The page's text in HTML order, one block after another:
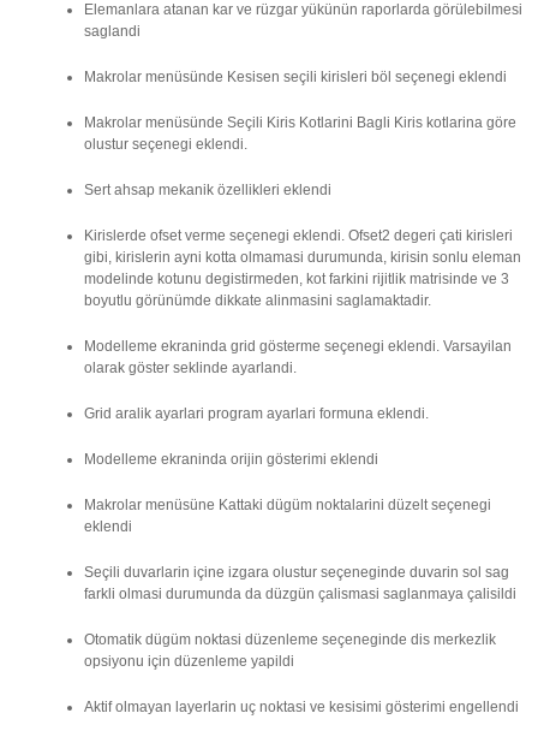
Elemanlara atanan kar ve rüzgar yükünün raporlarda görülebilmesi
saglandi
Makrolar menüsünde Kesisen seçili kirisleri böl seçenegi eklendi
Makrolar menüsünde Seçili Kiris Kotlarini Bagli Kiris kotlarina göre
olustur seçenegi eklendi.
Sert ahsap mekanik özellikleri eklendi
Kirislerde ofset verme seçenegi eklendi. Ofset2 degeri çati kirisleri
gibi, kirislerin ayni kotta olmamasi durumunda, kirisin sonlu eleman
modelinde kotunu degistirmeden, kot farkini rijitlik matrisinde ve 3
boyutlu görünümde dikkate alinmasini saglamaktadir.
Modelleme ekraninda grid gösterme seçenegi eklendi. Varsayilan
olarak göster seklinde ayarlandi.
Grid aralik ayarlari program ayarlari formuna eklendi.
Modelleme ekraninda orijin gösterimi eklendi
Makrolar menüsüne Kattaki dügüm noktalarini düzelt seçenegi
eklendi
Seçili duvarlarin içine izgara olustur seçeneginde duvarin sol sag
farkli olmasi durumunda da düzgün çalismasi saglanmaya çalisildi
Otomatik dügüm noktasi düzenleme seçeneginde dis merkezlik
opsiyonu için düzenleme yapildi
Aktif olmayan layerlarin uç noktasi ve kesisimi gösterimi engellendi